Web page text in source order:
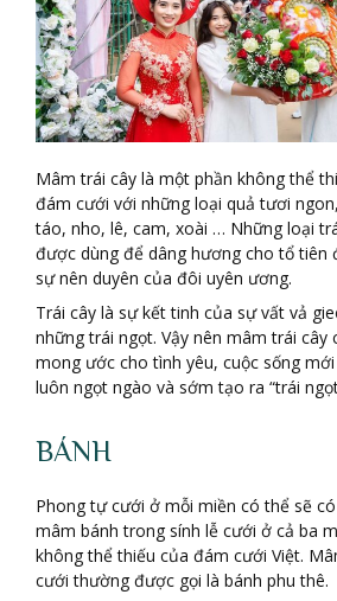
Mâm trái cây là một phần không thể
đám cưới với những loại quả tươi
táo, nho, lê, cam, xoài … Những loại
được dùng để dâng hương cho tổ tiên
sự nên duyên của đôi uyên ương.
Trái cây là sự kết tinh của sự vất vả
những trái ngọt. Vậy nên mâm trái
mong ước cho tình yêu, cuộc sống
luôn ngọt ngào và sớm tạo ra “trái
BÁNH
Phong tự cưới ở mỗi miền có thể sẽ
mâm bánh trong sính lễ cưới ở cả ba
không thể thiếu của đám cưới Việt.
cưới thường được gọi là bánh phu thê.